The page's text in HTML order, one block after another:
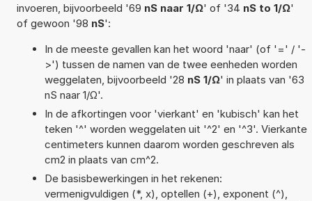
invoeren, bijvoorbeeld '69 nS naar 1/Ω' of '34 nS to 1/Ω'
of gewoon '98 nS':
In de meeste gevallen kan het woord 'naar' (of '=' / '-
>') tussen de namen van de twee eenheden worden
weggelaten, bijvoorbeeld '28 nS 1/Ω' in plaats van '63
nS naar 1/Ω'.
In de afkortingen voor 'vierkant' en 'kubisch' kan het
teken '^' worden weggelaten uit '^2' en '^3'. Vierkante
centimeters kunnen daarom worden geschreven als
cm2 in plaats van cm^2.
De basisbewerkingen in het rekenen:
vermenigvuldigen (*, x), optellen (+), exponent (^),